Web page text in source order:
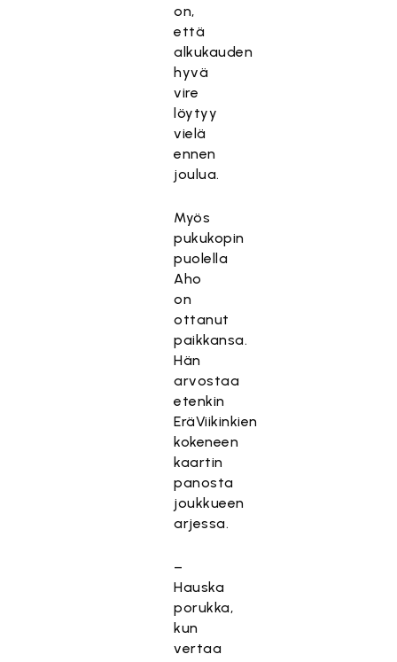
on,
että
alkukauden
hyvä
vire
löytyy
vielä
ennen
joulua.
Myös
pukukopin
puolella
Aho
on
ottanut
paikkansa.
Hän
arvostaa
etenkin
EräViikinkien
kokeneen
kaartin
panosta
joukkueen
arjessa.
–
Hauska
porukka,
kun
vertaa